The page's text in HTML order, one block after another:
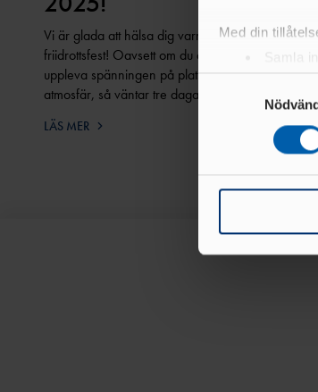
Med din
Samla
Ta reda på
eller dra
sociala medier
till de sociala
med annan
Vi är glada att hälsa dig varmt välkommen till
friidrottsfest! Oavsett om du är här för att heja
uppleva spänningen på plats eller bara njuta av
atmosfär, så väntar tre dagar fyllda av
LÄS MER